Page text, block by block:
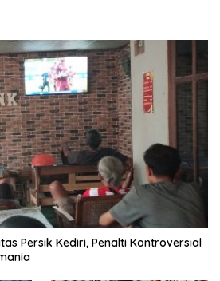
Persik Kediri, Penalti Kontroversial